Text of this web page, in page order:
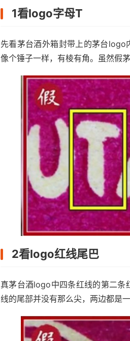
1看logo字母T
先看茅台酒外箱封带上的茅台logo
像个锤子一样，有棱有角。虽然假
2看logo红线尾巴
真茅台酒logo中四条红线的第二条
线的尾部并没有那么尖，两边都是一